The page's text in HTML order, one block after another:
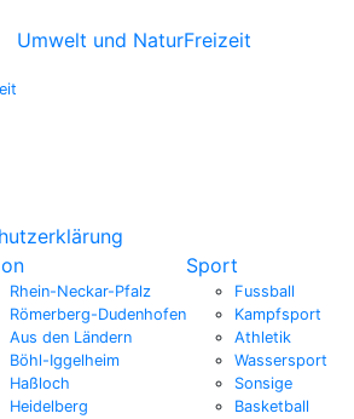
Umwelt und NaturFreizeit
Rhein-Neckar-Pfalz
Römerberg-Dudenhofen
Aus den Ländern
Böhl-Iggelheim
Haßloch
Heidelberg
Sport
Fussball
Kampfsport
Athletik
Wassersport
Sonsige
Basketball